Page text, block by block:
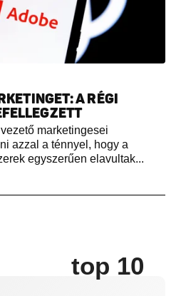
A RÉGI
marketingesei
azzal a ténnyel, hogy a
egyszerűen elavultak...
top 10